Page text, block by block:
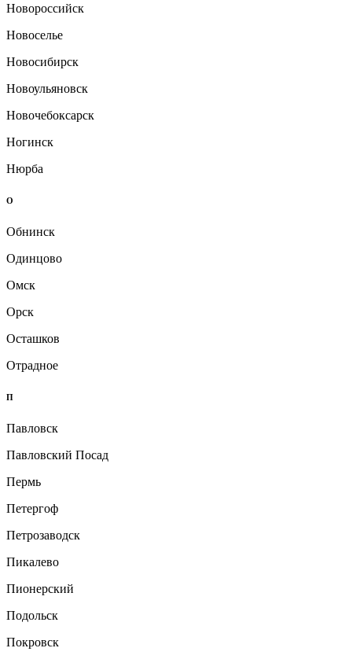
Новороссийск
Новоселье
Новосибирск
Новоульяновск
Новочебоксарск
Ногинск
Нюрба
О
Обнинск
Одинцово
Омск
Орск
Осташков
Отрадное
П
Павловск
Павловский Посад
Пермь
Петергоф
Петрозаводск
Пикалево
Пионерский
Подольск
Покровск